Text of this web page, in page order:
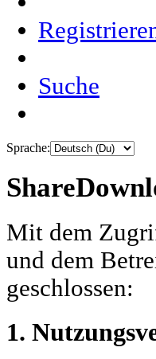
Suche
Sprache:
Mit dem
und dem
geschlossen:
1.